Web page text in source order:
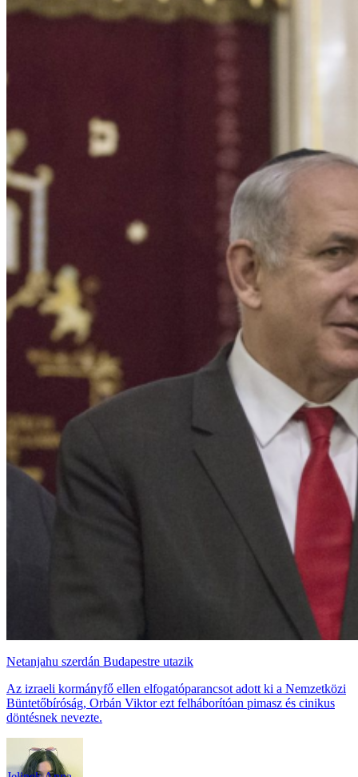
Netanjahu szerdán Budapestre utazik
Az izraeli kormányfő ellen elfogatóparancsot adott ki a Nemzetközi
Büntetőbíróság, Orbán Viktor ezt felháborítóan pimasz és cinikus
döntésnek nevezte.